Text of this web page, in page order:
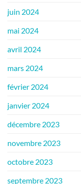
juin 2024
mai 2024
avril 2024
mars 2024
février 2024
janvier 2024
décembre 2023
novembre 2023
octobre 2023
septembre 2023